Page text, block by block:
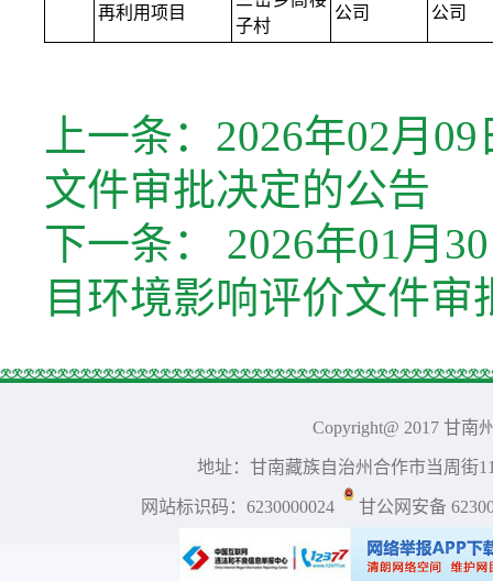
再利用项目
子村
公司
公司
上一条： 2026年02月
文件审批决定的公告
下一条：
2026年01月
目环境影响评价文件审
Copyright@ 2017 甘南
地址：甘南藏族自治州合作市当周街
网站标识码：6230000024 甘公网安备